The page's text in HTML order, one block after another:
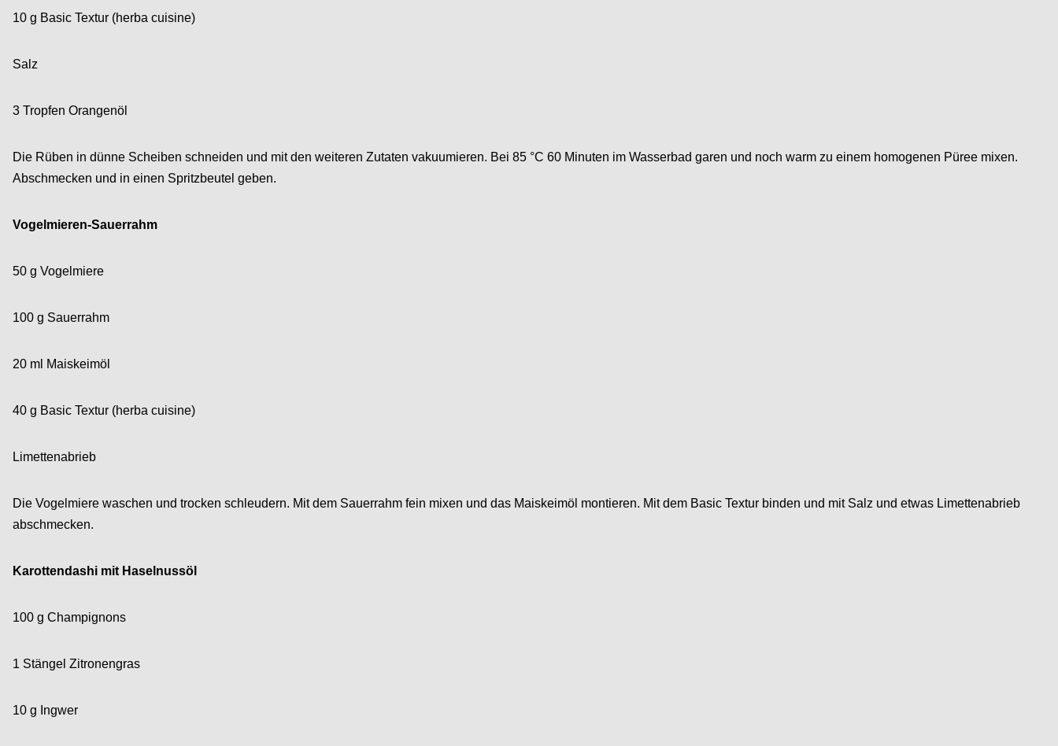
10 g Basic Textur (herba cuisine)
Salz
3 Tropfen Orangenöl
Die Rüben in dünne Scheiben schneiden und mit den weiteren Zutaten vakuumieren. Bei 85 °C 60 Minuten im Wasserbad garen und noch warm zu einem homogenen Püree mixen.
Abschmecken und in einen Spritzbeutel geben.
Vogelmieren-Sauerrahm
50 g Vogelmiere
100 g Sauerrahm
20 ml Maiskeimöl
40 g Basic Textur (herba cuisine)
Limettenabrieb
Die Vogelmiere waschen und trocken schleudern. Mit dem Sauerrahm fein mixen und das Maiskeimöl montieren. Mit dem Basic Textur binden und mit Salz und etwas Limettenabrieb
abschmecken.
Karottendashi mit Haselnussöl
100 g Champignons
1 Stängel Zitronengras
10 g Ingwer